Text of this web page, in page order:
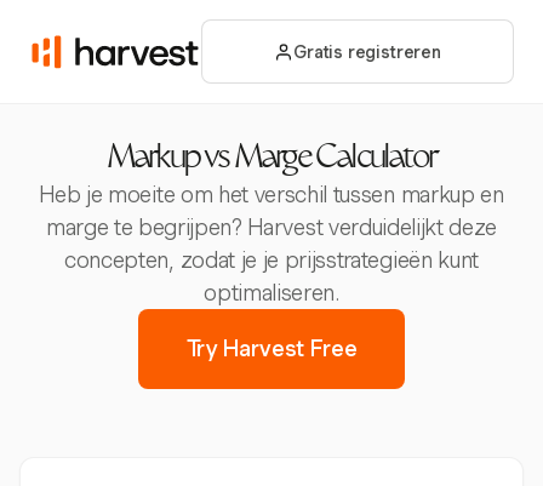
Gratis registreren
Markup vs Marge Calculator
Heb je moeite om het verschil tussen markup en
marge te begrijpen? Harvest verduidelijkt deze
concepten, zodat je je prijsstrategieën kunt
optimaliseren.
Try Harvest Free